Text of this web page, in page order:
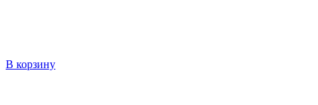
В корзину